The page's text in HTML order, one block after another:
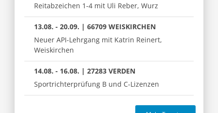
Reitabzeichen 1-4 mit Uli Reber, Wurz
13.08. - 20.09. | 66709 WEISKIRCHEN
Neuer API-Lehrgang mit Katrin Reinert,
Weiskirchen
14.08. - 16.08. | 27283 VERDEN
Sportrichterprüfung B und C-Lizenzen